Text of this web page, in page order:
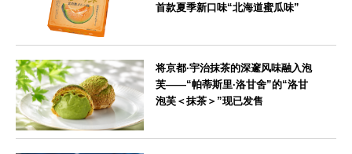
首款夏季新口味“北海道蜜瓜味”
将京都·宇治抹茶的深邃风味融入泡
芙——“帕蒂斯里·洛甘舍”的“洛甘
泡芙＜抹茶＞”现已发售